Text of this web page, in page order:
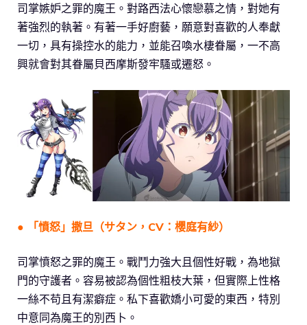
司掌嫉妒之罪的魔王。對路西法心懷戀慕之情，對她有
著強烈的執著。有著一手好廚藝，願意對喜歡的人奉獻
一切，具有操控水的能力，並能召喚水棲眷屬，一不高
興就會對其眷屬貝西摩斯發牢騷或遷怒。
● 「憤怒」撒旦（サタン，CV：櫻庭有紗）
司掌憤怒之罪的魔王。戰鬥力強大且個性好戰，為地獄
門的守護者。容易被認為個性粗枝大葉，但實際上性格
一絲不苟且有潔癖症。私下喜歡嬌小可愛的東西，特別
中意同為魔王的別西卜。